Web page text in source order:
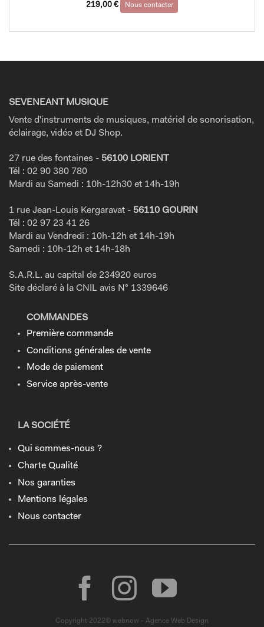
219,00 € Nous contacter
SEVENEANT MUSIQUE
Vente d'instruments de musiques, matériel de sonorisation,
éclairage, vidéo et DJ Shop.
27 rue des fontaines - 56100 LORIENT
Tél : 02 90 380 780
Mardi au Samedi : 10h-12h30 et 14h-19h
1 rue Jean-Louis Kergaravat - 56110 GOURIN
Tél : 02 97 23 41 26
Mardi au Vendredi : 10h-12h et 14h-19h
Samedi : 10h-12h et 14h-18h
S.A.R.L. au capital de 234920 euros
Site déclaré à la CNIL avis N° 1339646
COMMANDES
Première commande
Conditions générales de vente
Mode de paiement
Service après-vente
LA SOCIÉTÉ
Qui sommes-nous ?
Charte Qualité
Nos garanties
Mentions légales
Nous contacter
Copyright 2022© webnow - Agence Web Design